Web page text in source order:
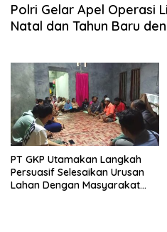
Polri Gelar Apel Operasi
Natal dan Tahun Baru
PT GKP Utamakan Langkah
Persuasif Selesaikan Urusan
Lahan Dengan Masyarakat